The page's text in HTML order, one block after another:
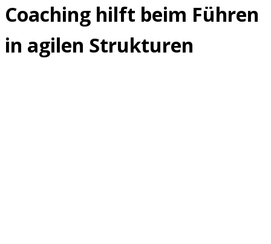
Coaching hilft beim Führen
in agilen Strukturen